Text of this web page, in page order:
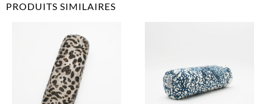
PRODUITS SIMILAIRES